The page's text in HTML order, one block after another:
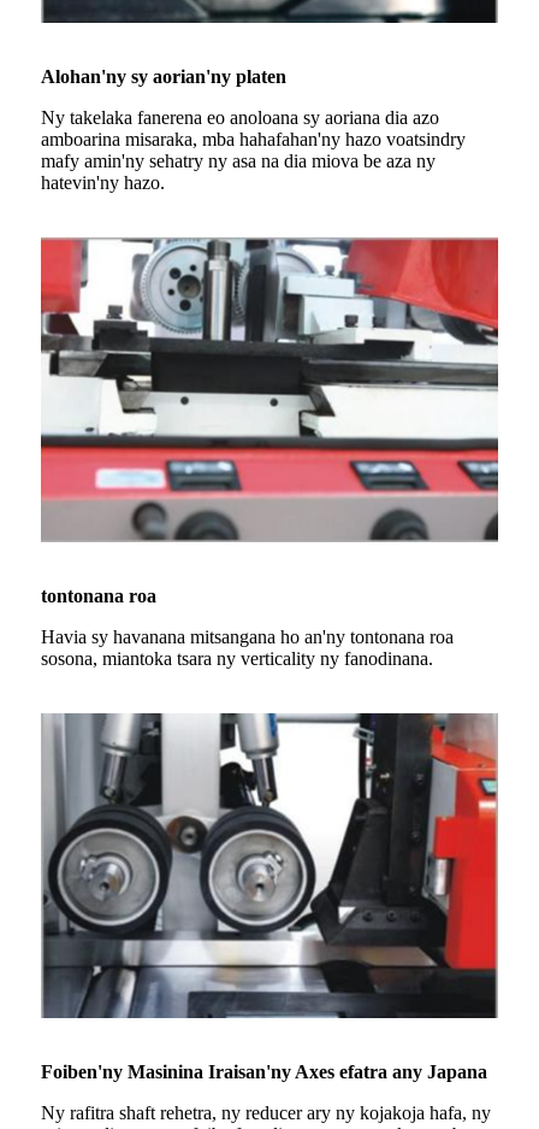
Alohan'ny sy aorian'ny platen
Ny takelaka fanerena eo anoloana sy aoriana dia azo
amboarina misaraka, mba hahafahan'ny hazo voatsindry
mafy amin'ny sehatry ny asa na dia miova be aza ny
hatevin'ny hazo.
tontonana roa
Havia sy havanana mitsangana ho an'ny tontonana roa
sosona, miantoka tsara ny verticality ny fanodinana.
Foiben'ny Masinina Iraisan'ny Axes efatra any Japana
Ny rafitra shaft rehetra, ny reducer ary ny kojakoja hafa, ny